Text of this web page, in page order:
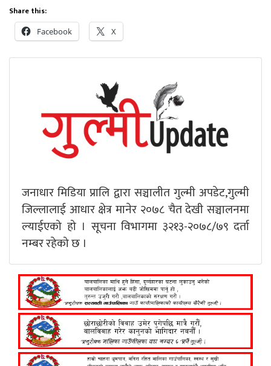
Share this:
Facebook X
जनाधार मिडिया प्रालि द्वारा सञ्चालीत गुल्मी अपडेट,गुल्मी
जिल्लालाई आधार क्षेत्र मानेर २०७८ चैत देखी सञ्चालनमा
ल्याईएको हो । सूचना विभागमा ३२१३-२०७८/७९ दर्ता
नम्बर रहेको छ ।